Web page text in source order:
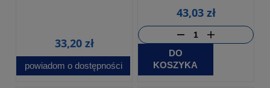
33,20 zł
powiadom o dostępności
43,03 zł
DO
KOSZYKA